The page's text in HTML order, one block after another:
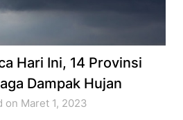
Hari Ini, 14 Provinsi
Dampak Hujan
on Maret 1, 2023